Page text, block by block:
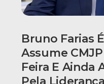
Bruno Farias
Assume
Feira E Ainda
Pela Liderança